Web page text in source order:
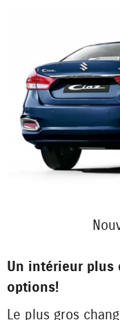
Un intérieur
options !
Le plus gros